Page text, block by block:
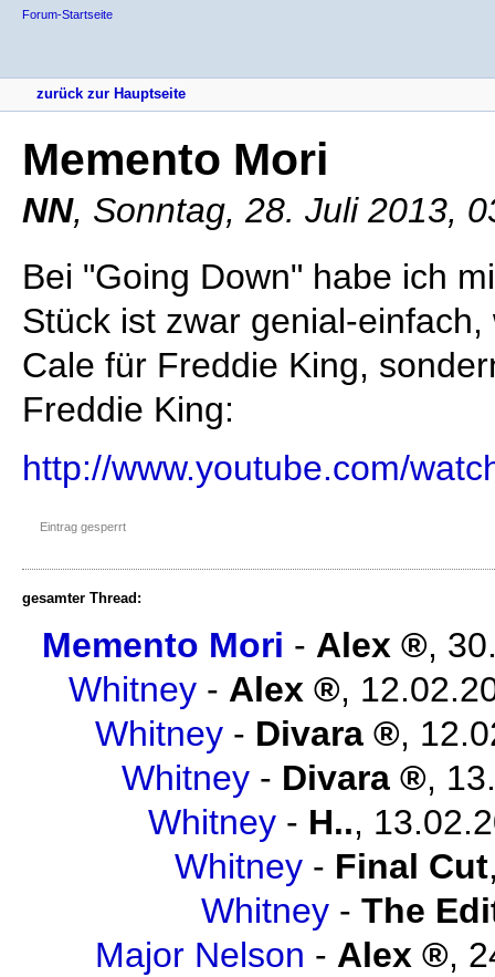
Forum-Startseite
zurück zur Hauptseite
Memento Mori
NN, Sonntag, 28. Juli 2013,
Bei "Going Down" habe ich
Stück ist zwar genial-
Cale für Freddie King,
Freddie King:
http://www.youtube.com/
Eintrag gesperrt
gesamter Thread:
Memento Mori - Alex ,
Whitney - Alex ,
Whitney - Divara ,
Whitney - Divara ,
Whitney - H..,
Whitney - Final Cut
Whitney - The
Major Nelson - Alex ,